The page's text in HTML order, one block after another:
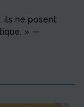
ils ne posent
» —